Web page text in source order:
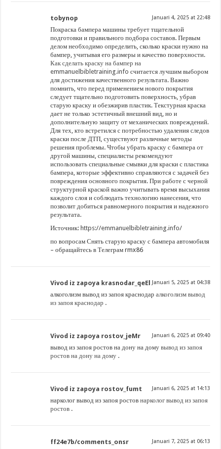
tobynop Januari 4, 2025 at 22:48
Покраска бампера машины требует тщательной
подготовки и правильного подбора составов. Первым
делом необходимо определить, сколько краски нужно на
бампер, учитывая его размеры и качество поверхности.
Как сделать краску на бампер на
emmanuelbibletraining.infoсчитается лучшим выбором
для достижения качественного результата. Важно
помнить, что перед применением нового покрытия
следует тщательно подготовить поверхность, убрав
старую краску и обезжирив пластик. Текстурная краска
дает не только эстетичный внешний вид, но и
дополнительную защиту от механических повреждений.
Для тех, кто встретился с потребностью удаления следов
краски после ДТП, существуют различные методы
решения проблемы. Чтобы убрать краску с бампера от
другой машины, специалисты рекомендуют
использовать специальные смывки для краски с пластика
бампера, которые эффективно справляются с задачей без
повреждения основного покрытия. При работе с черной
структурной краской важно учитывать время высыхания
каждого слоя и соблюдать технологию нанесения, что
позволит добиться равномерного покрытия и надежного
результата.
Источник: https://emmanuelbibletraining.info/
по вопросам Снять старую краску с бампера автомобиля
– обращайтесь в Телеграм rmx86
Vivod iz zapoya krasnodar_qeEl Januari 5, 2025 at 04:38
алкоголизм вывод из запоя краснодаралкоголизм вывод
из запоя краснодар .
Vivod iz zapoya rostov_jeMr Januari 6, 2025 at 09:40
вывод из запоя ростов на дону на домувывод из запоя
ростов на дону на дому .
Vivod iz zapoya rostov_fumt Januari 6, 2025 at 14:13
нарколог вывод из запоя ростовнарколог вывод из запоя
ростов .
ff24e7b/comments_onsr Januari 7, 2025 at 06:13